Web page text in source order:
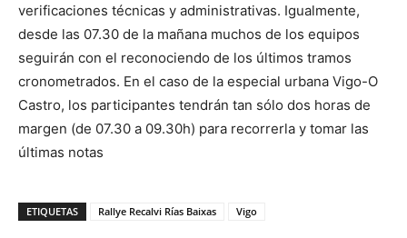
verificaciones técnicas y administrativas. Igualmente,
desde las 07.30 de la mañana muchos de los equipos
seguirán con el reconociendo de los últimos tramos
cronometrados. En el caso de la especial urbana Vigo-O
Castro, los participantes tendrán tan sólo dos horas de
margen (de 07.30 a 09.30h) para recorrerla y tomar las
últimas notas
ETIQUETAS Rallye Recalvi Rías Baixas Vigo